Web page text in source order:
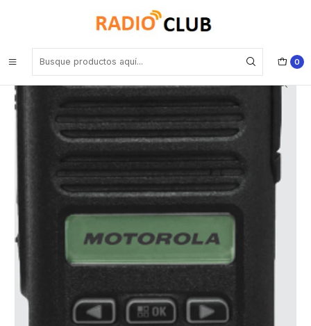
0
Motorola DEP250 UHF 400-480 Mhz 160CH Analógico 5W Radio
analógica LKP con pantalla, teclado limitado Precio con iva incluido